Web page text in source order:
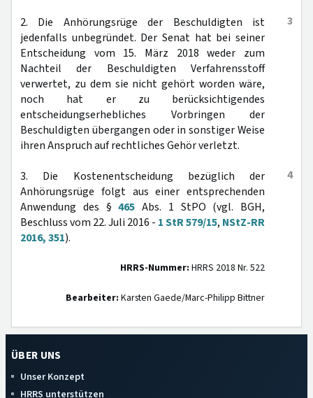
3
2. Die Anhörungsrüge der Beschuldigten ist
jedenfalls unbegründet. Der Senat hat bei seiner
Entscheidung vom 15. März 2018 weder zum
Nachteil der Beschuldigten Verfahrensstoff
verwertet, zu dem sie nicht gehört worden wäre,
noch hat er zu berücksichtigendes
entscheidungserhebliches Vorbringen der
Beschuldigten übergangen oder in sonstiger Weise
ihren Anspruch auf rechtliches Gehör verletzt.
4
3. Die Kostenentscheidung bezüglich der
Anhörungsrüge folgt aus einer entsprechenden
Anwendung des §465 Abs. 1 StPO (vgl. BGH,
Beschluss vom 22. Juli 2016 - 1 StR 579/15, NStZ-RR
2016, 351).
HRRS-Nummer: HRRS 2018 Nr. 522
Bearbeiter: Karsten Gaede/Marc-Philipp Bittner
ÜBER UNS
Unser Konzept
HRRS unterstützen